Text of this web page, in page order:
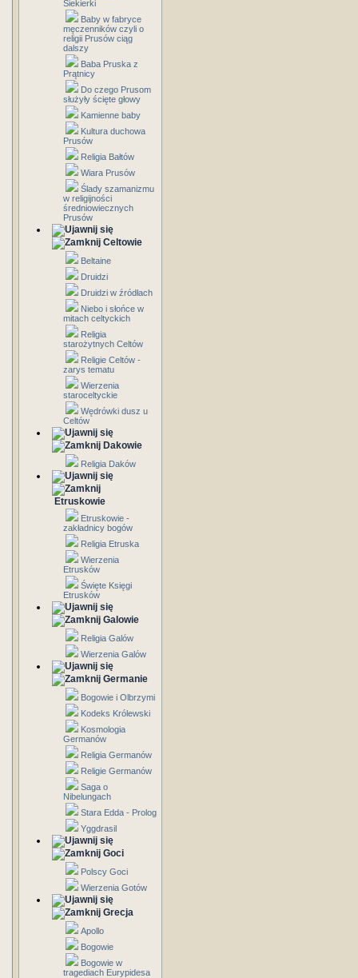
Siekierki
Baby w fabryce
męczenników czyli o
religii Prusów ciąg
dalszy
Baba Pruska z
Prątnicy
Do czego Prusom
służyły ścięte głowy
Kamienne baby
Kultura duchowa
Prusów
Religia Bałtów
Wiara Prusów
Ślady szamanizmu
w religijności
średniowiecznych
Prusów
Celtowie
Beltaine
Druidzi
Druidzi w źródłach
Niebo i słońce w
mitach celtyckich
Religia
starożytnych Celtów
Religie Celtów -
zarys tematu
Wierzenia
staroceltyckie
Wędrówki dusz u
Celtów
Dakowie
Religia Daków
Etruskowie
Etruskowie -
zakładnicy bogów
Religia Etruska
Wierzenia
Etrusków
Święte Księgi
Etrusków
Galowie
Religia Galów
Wierzenia Galów
Germanie
Bogowie i Olbrzymi
Kodeks Królewski
Kosmologia
Germanów
Religia Germanów
Religie Germanów
Saga o
Nibelungach
Stara Edda - Prolog
Yggdrasil
Goci
Polscy Goci
Wierzenia Gotów
Grecja
Apollo
Bogowie
Bogowie w
tragediach Eurypidesa